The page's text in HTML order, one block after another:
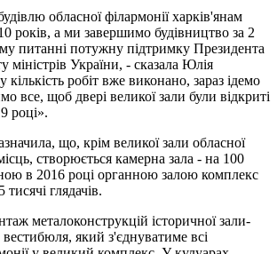
обласної філармонії харків'янам
років, а ми завершимо будівництво за 2
питанні потужну підтримку Президента
міністрів України, - сказала Юлія
робіт вже виконано, зараз ідемо
все, щоб двері великої зали були відкриті
році».
що, крім великої зали обласної
створюється камерна зала - на 100
в 2016 році органною залою комплекс
глядачів.
металоконструкцій історичної зали-
який з'єднуватиме всі